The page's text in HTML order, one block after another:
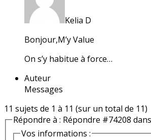
Kelia D
Bonjour,M’y Value
On s’y habitue à force…
Auteur
Messages
11 sujets de 1 à 11 (sur un total de 11)
Répondre à : Répondre #74208 dans
Vos informations :